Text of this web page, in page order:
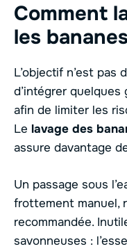
Comment
les
L’objectif n’est pas
d’intégrer
afin de limiter les
Le lavage des
assure davantage
Un passage sous
frottement manuel,
recommandée.
savonneuses :